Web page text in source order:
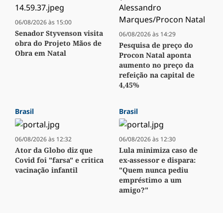
06/08/2026 às 15:00
Senador Styvenson visita
obra do Projeto Mãos de
Obra em Natal
06/08/2026 às 14:29
Pesquisa de preço do
Procon Natal aponta
aumento no preço da
refeição na capital de
4,45%
Brasil
06/08/2026 às 12:32
Ator da Globo diz que
Covid foi "farsa" e critica
vacinação infantil
Brasil
06/08/2026 às 12:30
Lula minimiza caso de
ex-assessor e dispara:
"Quem nunca pediu
empréstimo a um
amigo?"